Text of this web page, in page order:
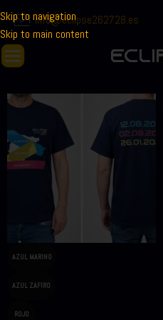
Skip to navigation
Skip to main content
info@eclipse262728.es
AZUL MARINO
AZUL ZAFIRO
ROJO